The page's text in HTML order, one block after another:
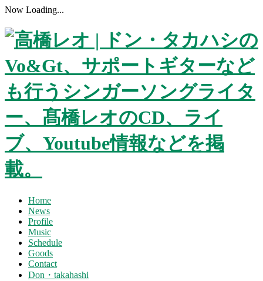
Now Loading...
Home
News
Profile
Music
Schedule
Goods
Contact
Don・takahashi